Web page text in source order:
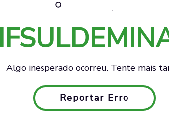
Algo inesperado ocorreu. Tente mais
Reportar Erro